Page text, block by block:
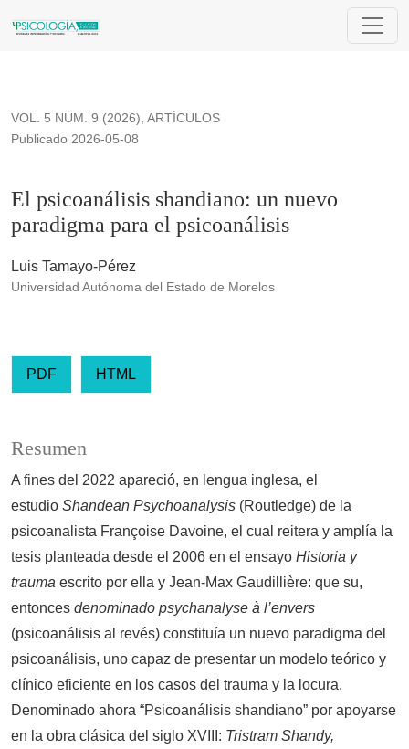
El psicoanálisis shandiano: un nuevo paradigma para el
VOL. 5 NÚM. 9 (2026), ARTÍCULOS
El psicoanálisis shandiano: un nuevo
paradigma para el psicoanálisis
Publicado 2026-05-08
Luis Tamayo-Pérez
Universidad Autónoma del Estado de Morelos
PDF HTML
Resumen
A fines del 2022 apareció, en lengua inglesa, el
estudio Shandean Psychoanalysis (Routledge) de la
psicoanalista Françoise Davoine, el cual reitera y amplía la
tesis planteada desde el 2006 en el ensayo Historia y
trauma escrito por ella y Jean-Max Gaudillière: que su,
entonces denominado psychanalyse à l’envers
(psicoanálisis al revés) constituía un nuevo paradigma del
psicoanálisis, uno capaz de presentar un modelo teórico y
clínico eficiente en los casos del trauma y la locura.
Denominado ahora “Psicoanálisis shandiano” por apoyarse
en la obra clásica del siglo XVIII: Tristram Shandy,